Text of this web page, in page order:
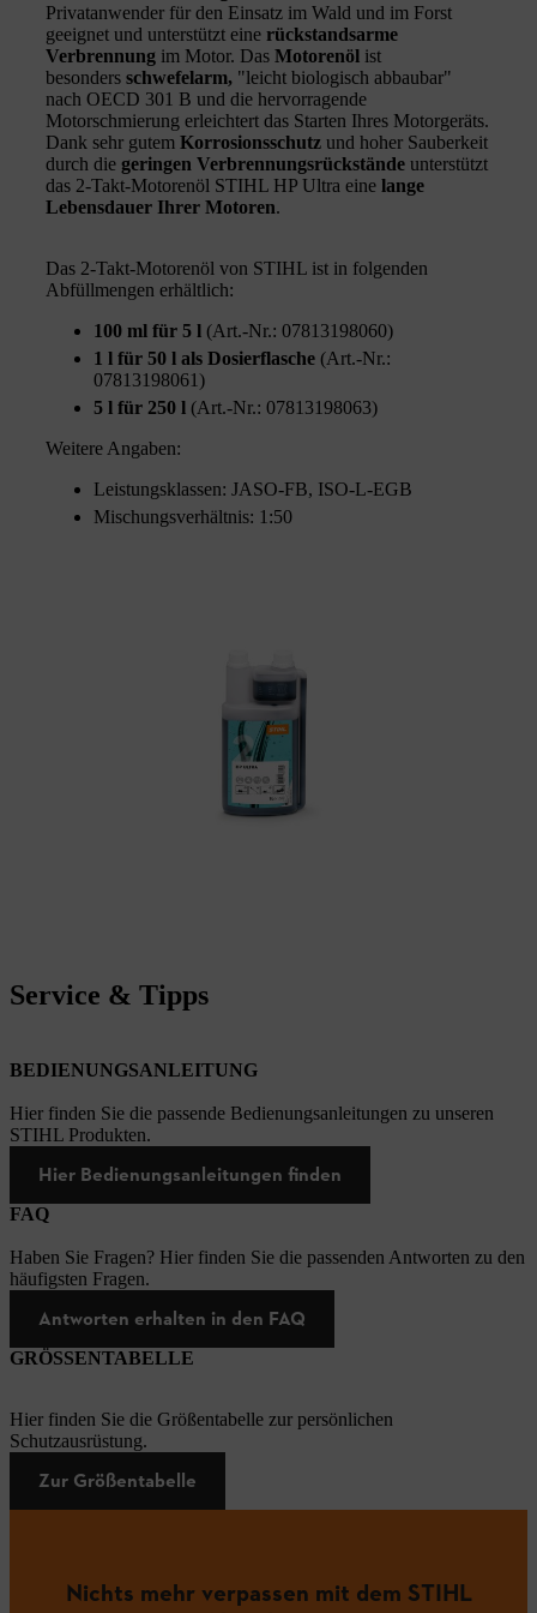
Privatanwender für den Einsatz im Wald und im Forst
geeignet und unterstützt eine rückstandsarme
Verbrennung im Motor. Das Motorenöl ist
besonders schwefelarm, "leicht biologisch abbaubar"
nach OECD 301 B und die hervorragende
Motorschmierung erleichtert das Starten Ihres Motorgeräts.
Dank sehr gutem Korrosionsschutz und hoher Sauberkeit
durch die geringen Verbrennungsrückstände unterstützt
das 2-Takt-Motorenöl STIHL HP Ultra eine lange
Lebensdauer Ihrer Motoren.
Das 2-Takt-Motorenöl von STIHL ist in folgenden
Abfüllmengen erhältlich:
100 ml für 5 l (Art.-Nr.: 07813198060)
1 l für 50 l als Dosierflasche (Art.-Nr.:
07813198061)
5 l für 250 l (Art.-Nr.: 07813198063)
Weitere Angaben:
Leistungsklassen: JASO-FB, ISO-L-EGB
Mischungsverhältnis: 1:50
Service & Tipps
BEDIENUNGSANLEITUNG
Hier finden Sie die passende Bedienungsanleitungen zu unseren
STIHL Produkten.
Hier Bedienungsanleitungen finden
FAQ
Haben Sie Fragen? Hier finden Sie die passenden Antworten zu den
häufigsten Fragen.
Antworten erhalten in den FAQ
GRÖSSENTABELLE
Hier finden Sie die Größentabelle zur persönlichen
Schutzausrüstung.
Zur Größentabelle
Nichts mehr verpassen mit dem STIHL